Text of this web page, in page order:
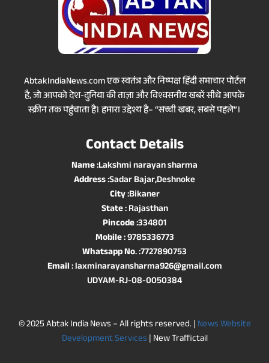
AbtakIndiaNews.com एक स्वतंत्र और निष्पक्ष हिंदी समाचार पोर्टल
है, जो आपको देश-दुनिया की ताज़ा और विश्वसनीय खबरें सीधे आपके
स्क्रीन तक पहुंचाता है। हमारा उद्देश्य है– “सच्ची खबर, सबसे पहले”।
Contact Details
Name:Lakshmi narayan sharma
Address:Sadar Bajar,Deshnoke
City:Bikaner
State: Rajasthan
Pincode:334801
Mobile: 9785336773
Whatsapp No. :7727890753
Email: laxminarayansharma926@gmail.com
UDYAM-RJ-08-0050384
© 2025 Abtak India News – All rights reserved. | News Website
Development Services | New Traffictail